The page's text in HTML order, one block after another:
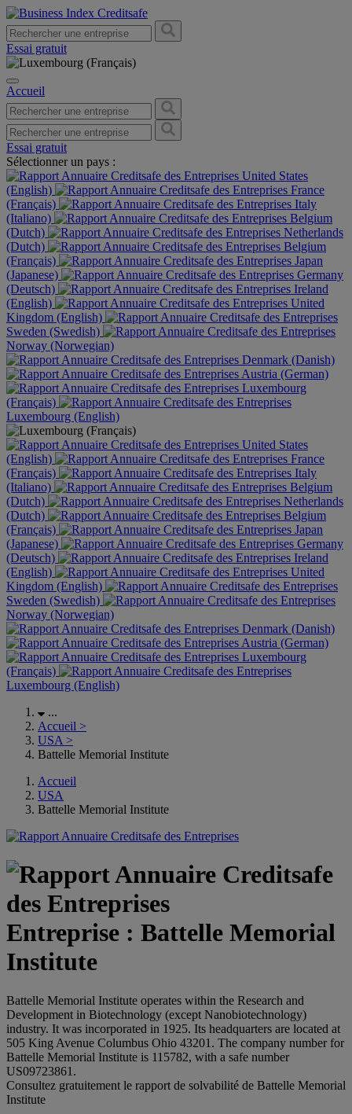
Essai gratuit
Accueil
Essai gratuit
Sélectionner un pays :
United States
(English)
France
(Français)
Italy
(Italiano)
Belgium
(Dutch)
Netherlands
(Dutch)
Belgium
(Français)
Japan
(Japanese)
Germany
(Deutsch)
Ireland
(English)
United
Kingdom (English)
Sweden (Swedish)
Norway (Norwegian)
Denmark (Danish)
Austria (German)
Luxembourg
(Français)
Luxembourg (English)
United States
(English)
France
(Français)
Italy
(Italiano)
Belgium
(Dutch)
Netherlands
(Dutch)
Belgium
(Français)
Japan
(Japanese)
Germany
(Deutsch)
Ireland
(English)
United
Kingdom (English)
Sweden (Swedish)
Norway (Norwegian)
Denmark (Danish)
Austria (German)
Luxembourg
(Français)
Luxembourg (English)
...
Accueil >
USA >
Battelle Memorial Institute
Accueil
USA
Battelle Memorial Institute
Entreprise : Battelle Memorial
Institute
Battelle Memorial Institute operates within the Research and
Development in Biotechnology (except Nanobiotechnology)
industry. It was incorporated in 1925. Its headquarters are located at
505 King Avenue Columbus Ohio 43201. The company number for
Battelle Memorial Institute is 115782, with a safe number
US09723861.
Consultez gratuitement le rapport de solvabilité de Battelle Memorial
Institute